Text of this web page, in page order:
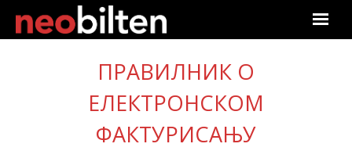
Претрага
ПРАВИЛНИК О
ЕЛЕКТРОНСКОМ
ФАКТУРИСАЊУ